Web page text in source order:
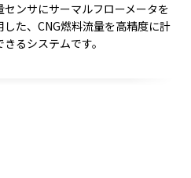
センサにサーマルフローメータを
した、CNG燃料流量を高精度に計
きるシステムです。